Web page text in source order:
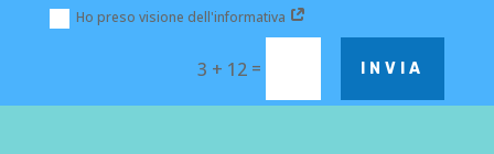
Ho preso visione dell'informativa
3 + 12 = INVIA